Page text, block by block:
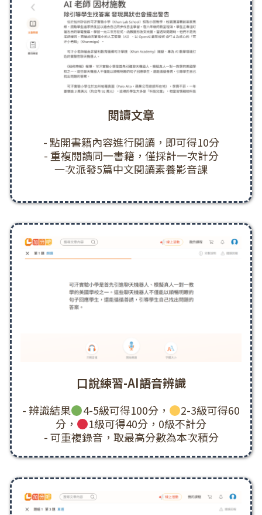
閱讀文章
- 點開書籍內容進行閱讀，即可得10分
- 重複閱讀同一書籍，僅採計一次計分
一次派發5篇中文閱讀素養影音課
口說練習-AI語音辨識
- 辨識結果 4-5級可得100分，
2-3級可得60
分，
1級可得40分，0級不計分
- 可重複錄音，取最高分數為本次積分